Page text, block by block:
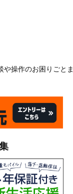
操作のお困りごと